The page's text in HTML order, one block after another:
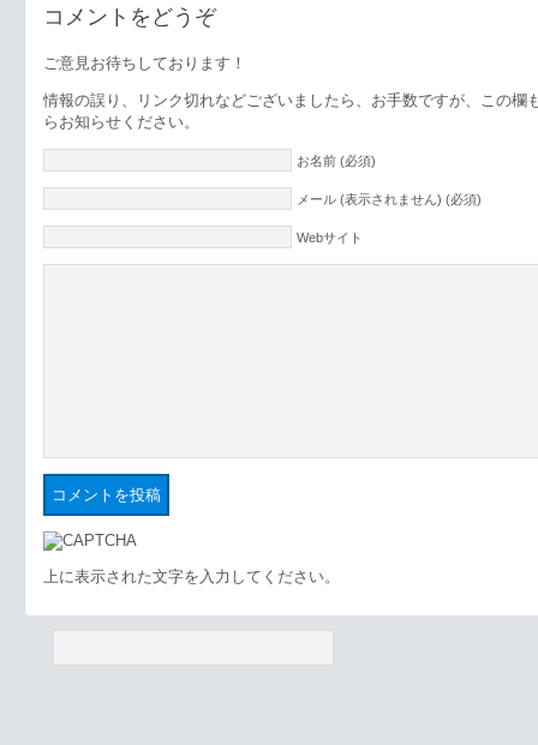
コメントをどうぞ
ご意見お待ちしております！
情報の誤り、リンク切れなどございましたら、お手数ですが、この欄
らお知らせください。
お名前 (必須)
メール (表示されません) (必須)
Webサイト
上に表示された文字を入力してください。